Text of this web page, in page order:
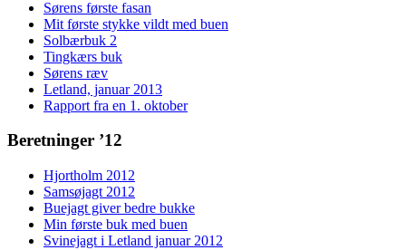
Sørens første fasan
Mit første stykke vildt med buen
Solbærbuk 2
Tingkærs buk
Sørens ræv
Letland, januar 2013
Rapport fra en 1. oktober
Beretninger ’12
Hjortholm 2012
Samsøjagt 2012
Buejagt giver bedre bukke
Min første buk med buen
Svinejagt i Letland januar 2012